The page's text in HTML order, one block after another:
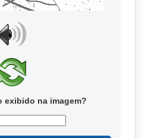
exibido na imagem?